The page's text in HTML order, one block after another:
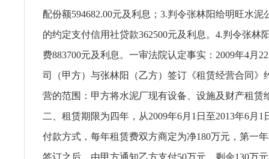
配份额594682.00元及利息；3.判令张林阳给明旺水泥
的约定支付信用社贷款362500元及利息。4.判令张林
费883700元及利息。一审法院认定事实：2009年4月
司（甲方）与张林阳（乙方）签订《租赁经营合同》
营的范围：甲方将水泥厂现有设备、设施及财产租赁
二、租赁期限为四年，从2009年6月1日至2013年6月1
付款方式，每年租赁费双方商定为净180万元，第一